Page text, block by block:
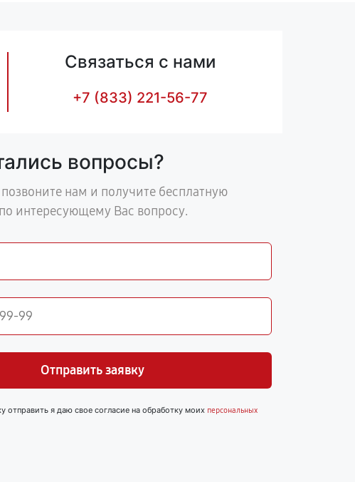
Связаться с нами
+7 (833) 221-56-77
вопросы?
нам и получите бесплатную
интересующему Вас вопросу.
Отправить заявку
отправить я даю свое согласие на обработку моих персональных